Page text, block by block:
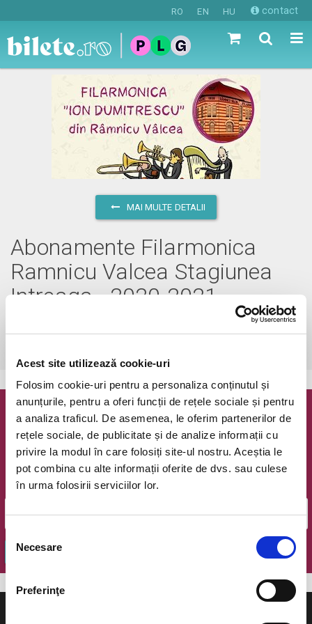
Acest site utilizează cookie-uri
Folosim cookie-uri pentru a personaliza conținutul și
anunțurile, pentru a oferi funcții de rețele sociale și pentru
a analiza traficul. De asemenea, le oferim partenerilor de
rețele sociale, de publicitate și de analize informații cu
privire la modul în care folosiți site-ul nostru. Aceștia le
pot combina cu alte informații oferite de dvs. sau culese
în urma folosirii serviciilor lor.
Selecția
consimțământului
Necesare
Preferinţe
RO EN HU contact
MAI MULTE DETALII
Abonamente Filarmonica
Ramnicu Valcea Stagiunea
Intreaga - 2020-2021
Newsletter @ Bilete.ro
Oferte exclusive si o editie saptamanala cu cele mai noi
evenimente.
Email
OK